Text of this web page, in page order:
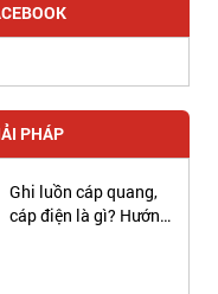
PHÁP
Ghi luồn cáp quang,
cáp điện là gì? Hướng